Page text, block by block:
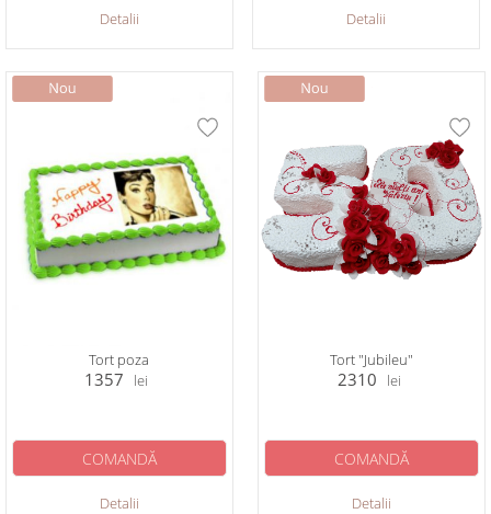
Detalii Detalii
Tort poza
1357 lei
Detalii
COMANDĂ
Tort "Jubileu"
2310 lei
Detalii
COMANDĂ